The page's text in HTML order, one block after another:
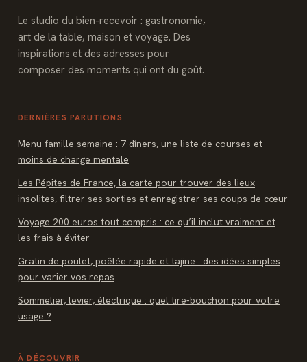
Le studio du bien-recevoir : gastronomie,
art de la table, maison et voyage. Des
inspirations et des adresses pour
composer des moments qui ont du goût.
DERNIÈRES PARUTIONS
Menu famille semaine : 7 dîners, une liste de courses et
moins de charge mentale
Les Pépites de France, la carte pour trouver des lieux
insolites, filtrer ses sorties et enregistrer ses coups de cœur
Voyage 200 euros tout compris : ce qu’il inclut vraiment et
les frais à éviter
Gratin de poulet, poêlée rapide et tajine : des idées simples
pour varier vos repas
Sommelier, levier, électrique : quel tire-bouchon pour votre
usage ?
À DÉCOUVRIR